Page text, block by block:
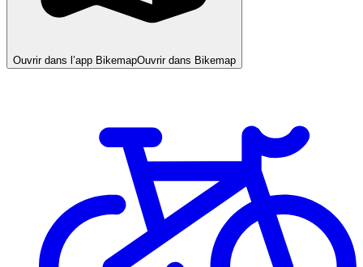
Ouvrir dans l’app BikemapOuvrir dans Bikemap